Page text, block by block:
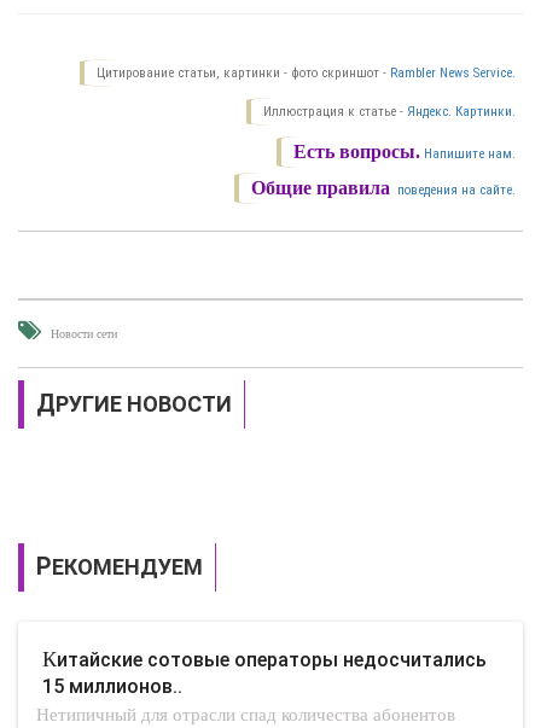
Цитирование статьи, картинки - фото скриншот - Rambler News Service.
Иллюстрация к статье - Яндекс. Картинки.
Есть вопросы. Напишите нам.
Общие правила поведения на сайте.
Новости сети
ДРУГИЕ НОВОСТИ
РЕКОМЕНДУЕМ
Китайские сотовые операторы недосчитались
15 миллионов..
Нетипичный для отрасли спад количества абонентов